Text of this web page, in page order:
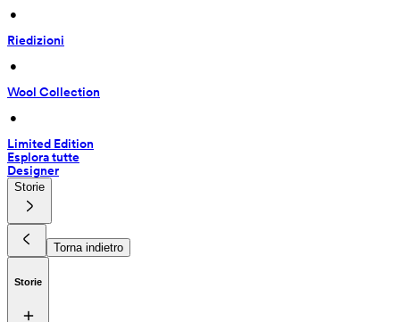
•
Riedizioni
•
Wool Collection
•
Limited Edition
Esplora tutte
Designer
Storie
Torna indietro
Storie